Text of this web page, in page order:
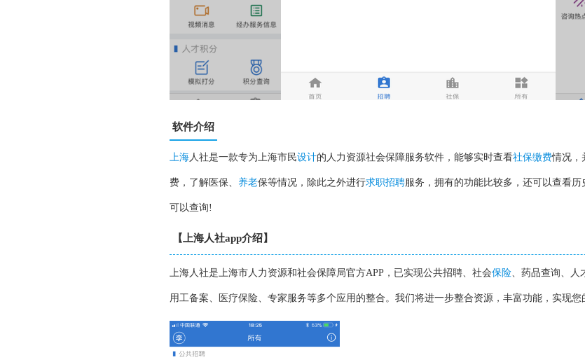
软件介绍
上海人社是一款专为上海市民设计的人力资源社会保障服务软件，能够实时查看社保缴费情况，
费，了解医保、 养老保等情况，除此之外进行求职招聘服务，拥有的功能比较多，还可以查看
可以查询!
【上海人社app介绍】
上海人社是上海市人力资源和社会保障局官方APP，已实现公共招聘、社会保险、药品查询、人
用工备案、医疗保险、专家服务等多个应用的整合。我们将进一步整合资源，丰富功能，实现您